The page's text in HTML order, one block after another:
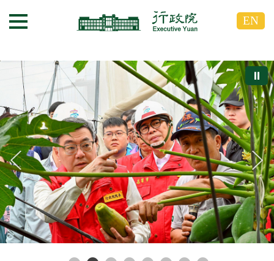
到
塊
G
o
T
o
C
e
n
t
e
r
b
l
到
塊
選單按鈕 EN
⏸